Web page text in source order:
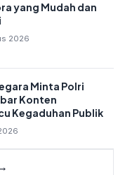
yang Mudah dan
2026
Minta Polri
Konten
Kegaduhan Publik